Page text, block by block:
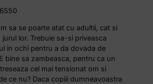
sa se poarte atat cu adultii, cat si
lor. Trebuie sa-si priveasca
in ochi pentru a da dovada de
bine sa zambeasca, pentru ca un
cel mai tensionat om si
ce nu? Daca copiii dumneavoastra